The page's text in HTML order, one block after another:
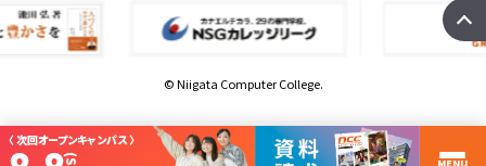
© Niigata Computer College.
〈 次回オープンキャンパス 〉
MENU